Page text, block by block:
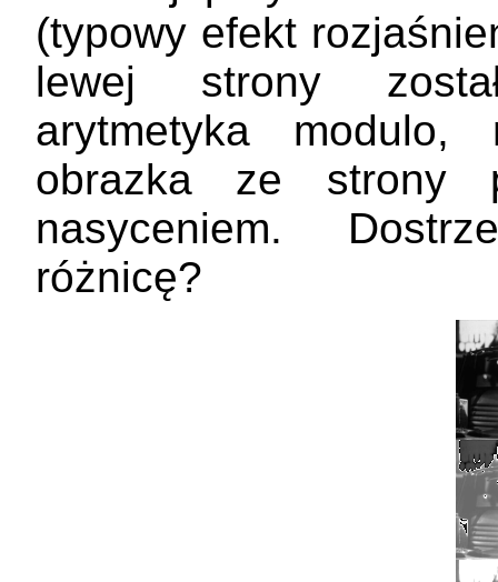
(typowy efekt
lewej strony
arytmetyka modulo,
obrazka ze strony
nasyceniem.
różnicę?